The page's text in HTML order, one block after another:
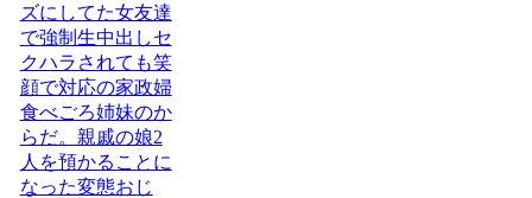
ズにしてた女友達
で強制生中出しセ
クハラされても笑
顔で対応の家政婦
食べごろ姉妹のか
らだ。親戚の娘2
人を預かることに
なった変態おじ